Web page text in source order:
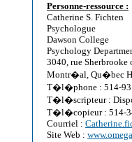
Personne-ressource :
Catherine S. Fichten
Psychologue
Dawson College
Psychology
3040, rue Sherbrooke
Montr�al, Qu�bec
T�l�phone : 514-
T�l�scripteur :
T�l�copieur : 514-
Courriel :
Site Web :